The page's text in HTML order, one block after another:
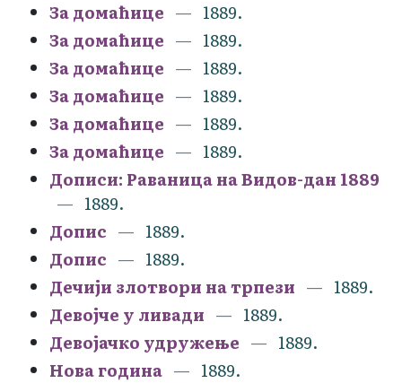
За домаћице
1889.
За домаћице
1889.
За домаћице
1889.
За домаћице
1889.
За домаћице
1889.
За домаћице
1889.
Дописи: Раваница на Видов-дан 1889
1889.
Допис
1889.
Допис
1889.
Дечији злотвори на трпези
1889.
Девојче у ливади
1889.
Девојачко удружење
1889.
Нова година
1889.